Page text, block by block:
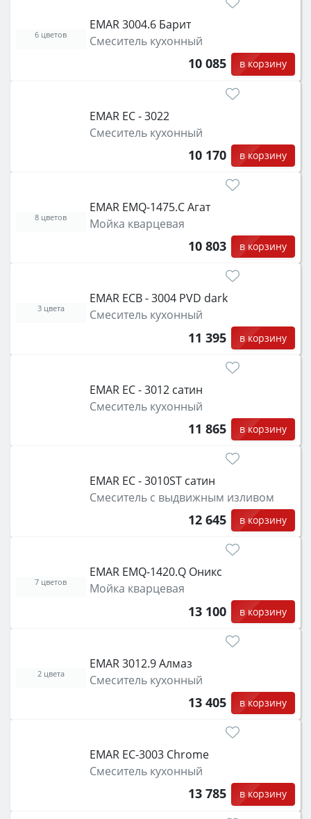
EMAR 3004.6 Барит
Смеситель кухонный
10 085 в корзину
6 цветов
EMAR ЕС - 3022
Смеситель кухонный
10 170 в корзину
EMAR EMQ-1475.C Агат
Мойка кварцевая
10 803 в корзину
8 цветов
EMAR ECB - 3004 PVD dark
Смеситель кухонный
11 395 в корзину
3 цвета
EMAR ЕС - 3012 сатин
Смеситель кухонный
11 865 в корзину
EMAR ЕС - 3010ST сатин
Смеситель с выдвижным изливом
12 645 в корзину
EMAR EMQ-1420.Q Оникс
Мойка кварцевая
13 100 в корзину
7 цветов
EMAR 3012.9 Алмаз
Смеситель кухонный
13 405 в корзину
2 цвета
EMAR ЕС-3003 Chrome
Смеситель кухонный
13 785 в корзину